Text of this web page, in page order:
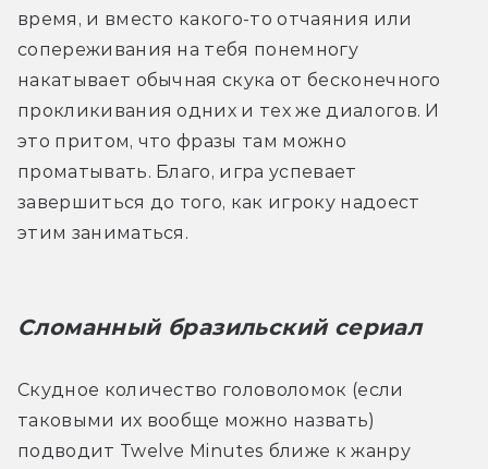
время, и вместо какого-то отчаяния или
сопереживания на тебя понемногу
накатывает обычная скука от бесконечного
прокликивания одних и тех же диалогов. И
это притом, что фразы там можно
проматывать. Благо, игра успевает
завершиться до того, как игроку надоест
этим заниматься.
Сломанный бразильский сериал
Скудное количество головоломок (если
таковыми их вообще можно назвать)
подводит Twelve Minutes ближе к жанру